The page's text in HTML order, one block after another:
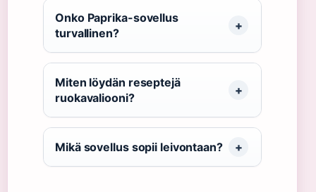
Onko Paprika-sovellus
turvallinen?
Miten löydän reseptejä
ruokavaliooni?
Mikä sovellus sopii leivontaan?